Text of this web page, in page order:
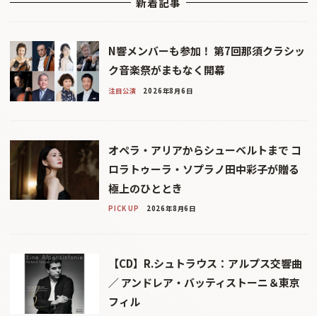
N響メンバーも参加！ 第7回那須クラシッ
ク音楽祭がまもなく開幕
注目公演 2026年8月6日
オペラ・アリアからシューベルトまで コ
ロラトゥーラ・ソプラノ田中彩子が贈る
極上のひととき
PICK UP 2026年8月6日
【CD】R.シュトラウス：アルプス交響曲
／ アンドレア・バッティストーニ＆東京
フィル